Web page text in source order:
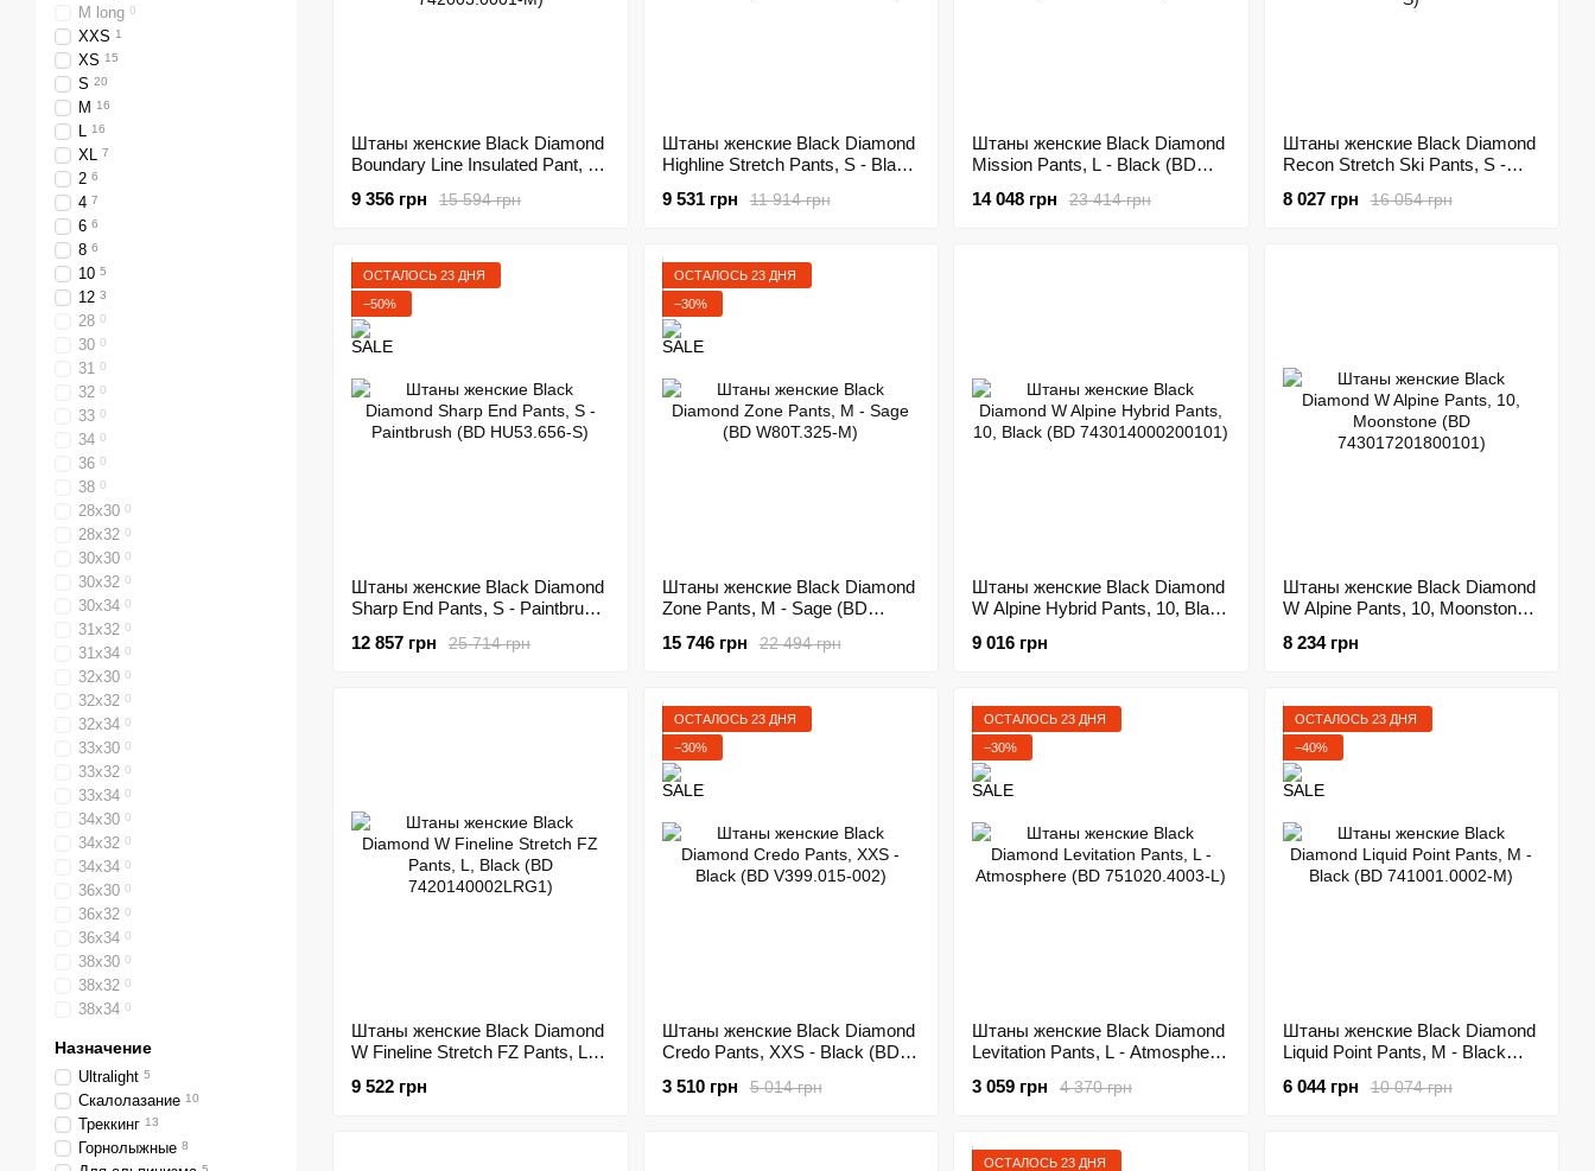
Штаны женские Black Diamond
Boundary Line Insulated Pant, M
15 594 грн
9 356 грн
Штаны женские Black Diamond
Highline Stretch Pants, S - Black
11 914 грн
9 531 грн
Штаны женские Black Diamond
Mission Pants, L - Black (BD
23 414 грн
14 048 грн
Штаны женские Black Diamond
Recon Stretch Ski Pants, S -
16 054 грн
8 027 грн
ОСТАЛОСЬ 23 ДНЯ
−50%
Штаны женские Black Diamond
Sharp End Pants, S - Paintbrush
25 714 грн
12 857 грн
ОСТАЛОСЬ 23 ДНЯ
−30%
Штаны женские Black Diamond
Zone Pants, M - Sage (BD
22 494 грн
15 746 грн
Штаны женские Black Diamond
W Alpine Hybrid Pants, 10, Black
9 016 грн
Штаны женские Black Diamond
W Alpine Pants, 10, Moonstone
8 234 грн
Штаны женские Black Diamond
W Fineline Stretch FZ Pants, L,
9 522 грн
ОСТАЛОСЬ 23 ДНЯ
−30%
Штаны женские Black Diamond
Credo Pants, XXS - Black (BD
5 014 грн
3 510 грн
ОСТАЛОСЬ 23 ДНЯ
−30%
Штаны женские Black Diamond
Levitation Pants, L - Atmosphere
4 370 грн
3 059 грн
ОСТАЛОСЬ 23 ДНЯ
−40%
Штаны женские Black Diamond
Liquid Point Pants, M - Black
10 074 грн
6 044 грн
ОСТАЛОСЬ 23 ДНЯ
M long 0
XXS 1
XS 15
S 20
M 16
L 16
XL 7
2 6
4 7
6 6
8 6
10 5
12 3
28 0
30 0
31 0
32 0
33 0
34 0
36 0
38 0
28x30 0
28x32 0
30x30 0
30x32 0
30x34 0
31x32 0
31x34 0
32x30 0
32x32 0
32x34 0
33x30 0
33x32 0
33x34 0
34x30 0
34x32 0
34x34 0
36x30 0
36x32 0
36x34 0
38x30 0
38x32 0
38x34 0
Назначение
Ultralight 5
Скалолазание 10
Треккинг 13
Горнолыжные 8